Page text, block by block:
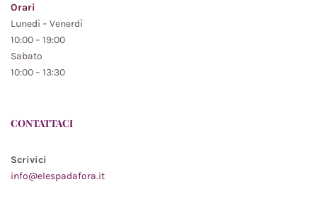
Orari
Lunedì – Venerdì
10:00 – 19:00
Sabato
10:00 – 13:30
CONTATTACI
Scrivici
info@elespadafora.it